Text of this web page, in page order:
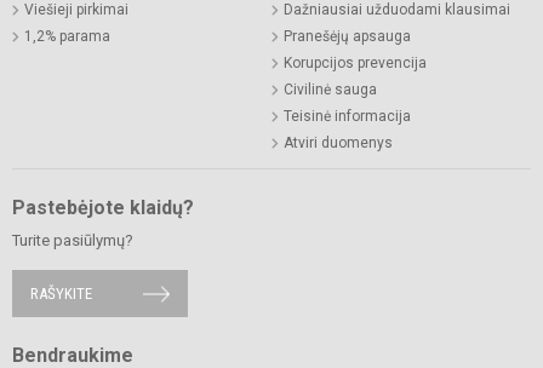
Viešieji pirkimai
1,2% parama
Dažniausiai užduodami klausimai
Pranešėjų apsauga
Korupcijos prevencija
Civilinė sauga
Teisinė informacija
Atviri duomenys
Pastebėjote klaidų?
Turite pasiūlymų?
RAŠYKITE
Bendraukime